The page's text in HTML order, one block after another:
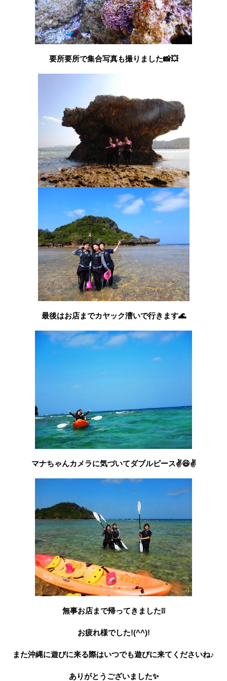
要所要所で集合写真も撮りました📸💥
最後はお店までカヤック漕いで行きます🌊
マナちゃんカメラに気づいてダブルピース✌😆✌
無事お店まで帰ってきました❕❕
お疲れ様でした!(^^)!
また沖縄に遊びに来る際はいつでも遊びに来てくださいね♪
ありがとうございました✨